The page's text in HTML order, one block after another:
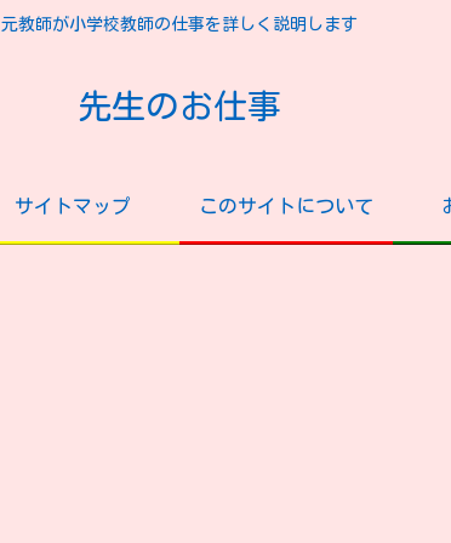
元教師が小学校教師の仕事を詳しく説明します
先生のお仕事
サイトマップ このサイトについて